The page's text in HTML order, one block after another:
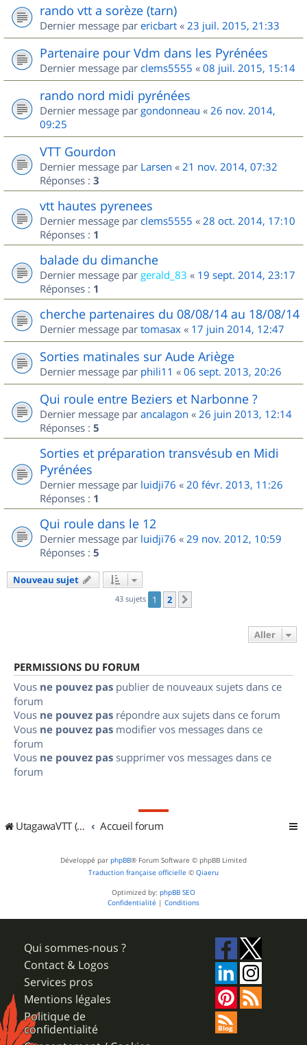
rando vtt a sorèze (tarn)
Dernier message par ericbart « 23 juil. 2015, 21:33
Partenaire pour Vdm dans les Pyrénées
Dernier message par clems5555 « 08 juil. 2015, 15:14
rando nord midi pyrénées
Dernier message par gondonneau « 26 nov. 2014,
09:25
VTT Gourdon
Dernier message par Larsen « 21 nov. 2014, 07:32
Réponses : 3
vtt hautes pyrenees
Dernier message par clems5555 « 28 oct. 2014, 17:10
Réponses : 1
balade du dimanche
Dernier message par gerald_83 « 19 sept. 2014, 23:17
Réponses : 1
cherche partenaires du 08/08/14 au 18/08/14
Dernier message par tomasax « 17 juin 2014, 12:47
Sorties matinales sur Aude Ariège
Dernier message par phili11 « 06 sept. 2013, 20:26
Qui roule entre Beziers et Narbonne ?
Dernier message par ancalagon « 26 juin 2013, 12:14
Réponses : 5
Sorties et préparation transvésub en Midi
Pyrénées
Dernier message par luidji76 « 20 févr. 2013, 11:26
Réponses : 1
Qui roule dans le 12
Dernier message par luidji76 « 29 nov. 2012, 10:59
Réponses : 5
Nouveau sujet
43 sujets 1 2
Aller
PERMISSIONS DU FORUM
Vous ne pouvez pas publier de nouveaux sujets dans ce
forum
Vous ne pouvez pas répondre aux sujets dans ce forum
Vous ne pouvez pas modifier vos messages dans ce
forum
Vous ne pouvez pas supprimer vos messages dans ce
forum
UtagawaVTT (Randos VTT et VTTAE avec traces GPS) Accueil forum
Développé par phpBB® Forum Software © phpBB Limited
Traduction française officielle © Qiaeru
Optimized by: phpBB SEO
Confidentialité | Conditions
Qui sommes-nous ?
Contact & Logos
Services pros
Mentions légales
Politique de
confidentialité